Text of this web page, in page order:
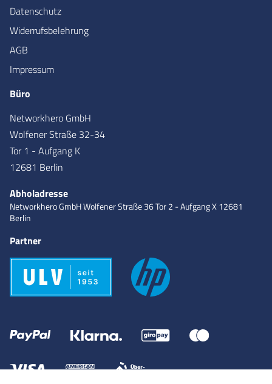
Datenschutz
Widerrufsbelehrung
AGB
Impressum
Büro
Networkhero GmbH
Wolfener Straße 32-34
Tor 1 - Aufgang K
12681 Berlin
Abholadresse
Networkhero GmbHWolfener Straße 36Tor 2 - Aufgang X12681
Berlin
Partner